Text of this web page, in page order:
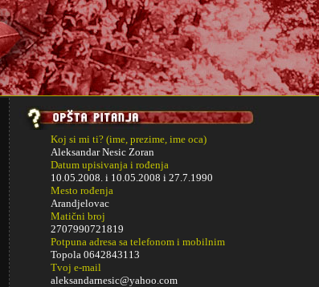
Koj si mi ti? (ime, prezime, ime oca)
Aleksandar Nesic Zoran
Datum upisivanja i rođenja
10.05.2008. i 10.05.2008 i 27.7.1990
Mesto rođenja
Arandjelovac
Matični broj
2707990721819
Potpuna adresa sa telefonom i mobilnim
Topola 0642843113
Tvoj e-mail
aleksandarnesic@yahoo.com